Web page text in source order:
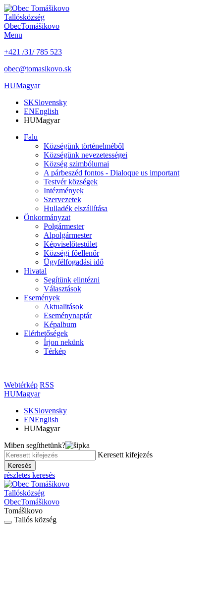
Tallósközség
ObecTomášikovo
Menu
+421 /31/ 785 523
obec@tomasikovo.sk
HUMagyar
SKSlovensky
ENEnglish
HUMagyar
Falu
Községünk történelméből
Községünk nevezetességei
Község szimbólumai
A párbeszéd fontos - Dialoque us important
Testvér községek
Intézmények
Szervezetek
Hulladék elszállítása
Önkormányzat
Polgármester
Alpolgármester
Képviselőtestület
Községi főellenőr
Ügyfélfogadási idő
Hivatal
Segítünk elintézni
Választások
Események
Aktualitások
Eseménynaptár
Képalbum
Elérhetőségek
Írjon nekünk
Térkép
Webtérkép RSS
HUMagyar
SKSlovensky
ENEnglish
HUMagyar
Miben segíthetünk?
Keresett kifejezés
Keresés
részletes keresés
Tallósközség
ObecTomášikovo
Tomášikovo
Tallós község